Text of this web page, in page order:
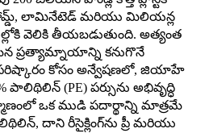
లామినేటెడ్ మరియు మిలియన్ల
వెలికి తీయబడుతుంది. అత్యంత
ప్రత్యామ్నాయాన్ని కనుగొనే
కోసం అన్వేషణలో, జియాహే
(PE) పర్సును అభివృద్ధి
ఒక ముడి పదార్థాన్ని మాత్రమే
దాని రీసైక్లింగ్‌ను ప్రీ మరియు